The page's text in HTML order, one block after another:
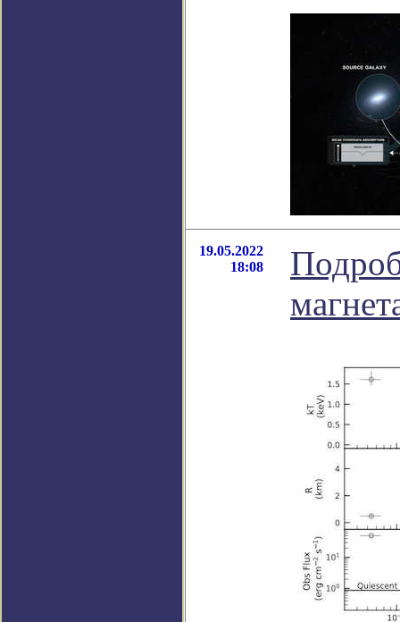
19.05.2022
18:08